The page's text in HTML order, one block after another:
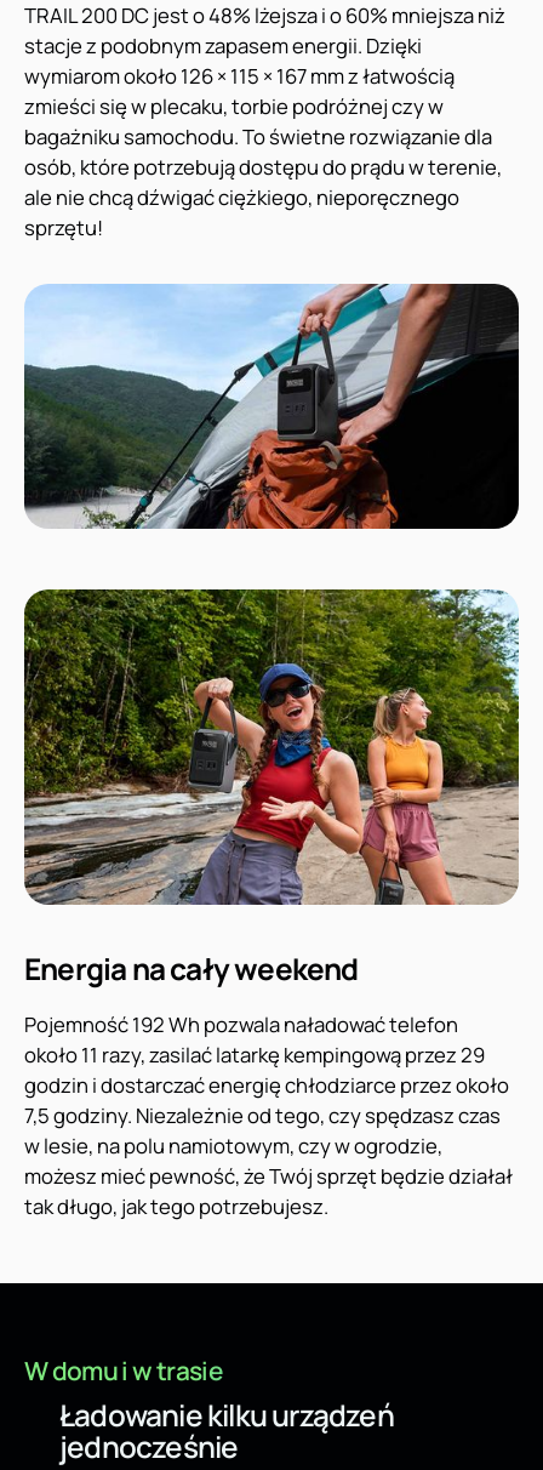
TRAIL 200 DC jest o 48% lżejsza i o 60% mniejsza niż
stacje z podobnym zapasem energii. Dzięki
wymiarom około 126 × 115 × 167 mm z łatwością
zmieści się w plecaku, torbie podróżnej czy w
bagażniku samochodu. To świetne rozwiązanie dla
osób, które potrzebują dostępu do prądu w terenie,
ale nie chcą dźwigać ciężkiego, nieporęcznego
sprzętu!
Energia na cały weekend
Pojemność 192 Wh pozwala naładować telefon
około 11 razy, zasilać latarkę kempingową przez 29
godzin i dostarczać energię chłodziarce przez około
7,5 godziny. Niezależnie od tego, czy spędzasz czas
w lesie, na polu namiotowym, czy w ogrodzie,
możesz mieć pewność, że Twój sprzęt będzie działał
tak długo, jak tego potrzebujesz.
W domu i w trasie
Ładowanie kilku urządzeń
jednocześnie